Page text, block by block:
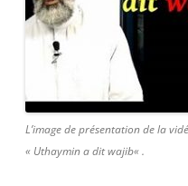
L’image de présentation de la
« Uthaymin a dit wajib« .